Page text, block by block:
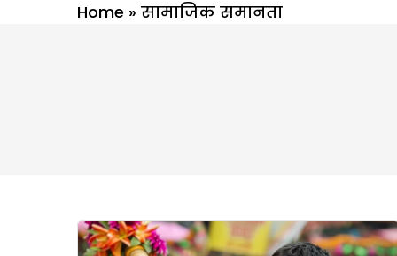
Home » सामाजिक समानता